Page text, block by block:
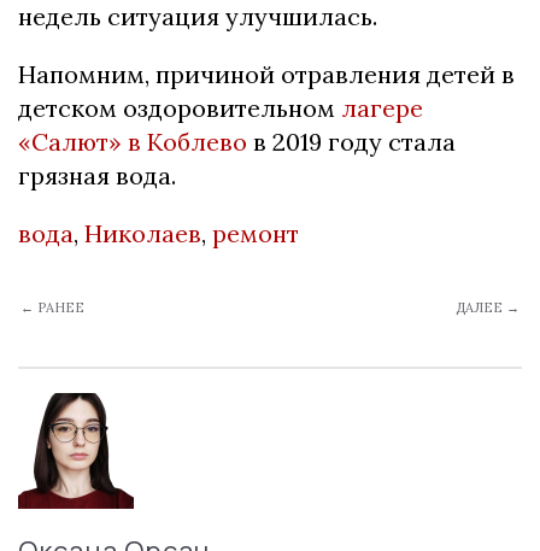
недель ситуация улучшилась.
Напомним, причиной отравления детей в
детском оздоровительном лагере
«Салют» в Коблево в 2019 году стала
грязная вода.
вода, Николаев, ремонт
← РАНЕЕ ДАЛЕЕ →